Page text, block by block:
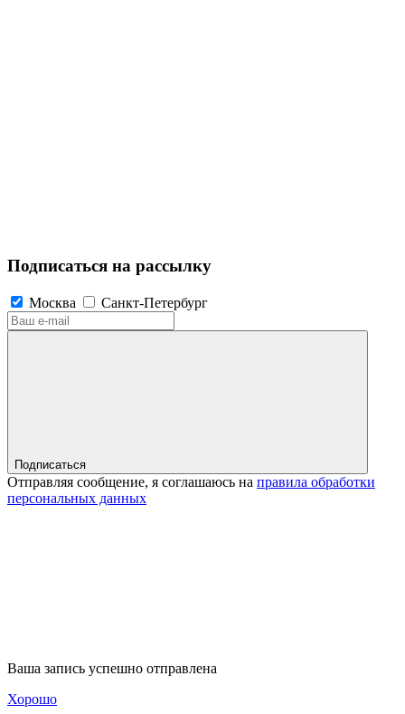
Подписаться на рассылку
Москва Санкт-Петербург
Подписаться
Отправляя сообщение, я соглашаюсь на правила обработки
персональных данных
Ваша запись успешно отправлена
Хорошо